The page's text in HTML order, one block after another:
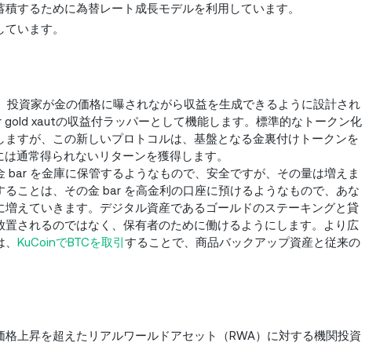
するために為替レート成長モデルを利用しています。
います。
資家が金の価格に曝されながら収益を生成できるように設計され
xautの収益付ラッパーとして機能します。標準的なトークン化
すが、この新しいプロトコルは、基盤となる金裏付けトークンを
通常得られないリターンを獲得します。
を金庫に保管するようなもので、安全ですが、その量は増えま
ことは、その金 bar を高金利の口座に預けるようなもので、あな
えていきます。デジタル資産であるゴールドのステーキングと貸
されるのではなく、保有者のために働けるようにします。より広
KuCoinでBTCを取引することで、商品バックアップ資産と従来の
上昇を超えたリアルワールドアセット（RWA）に対する機関投資